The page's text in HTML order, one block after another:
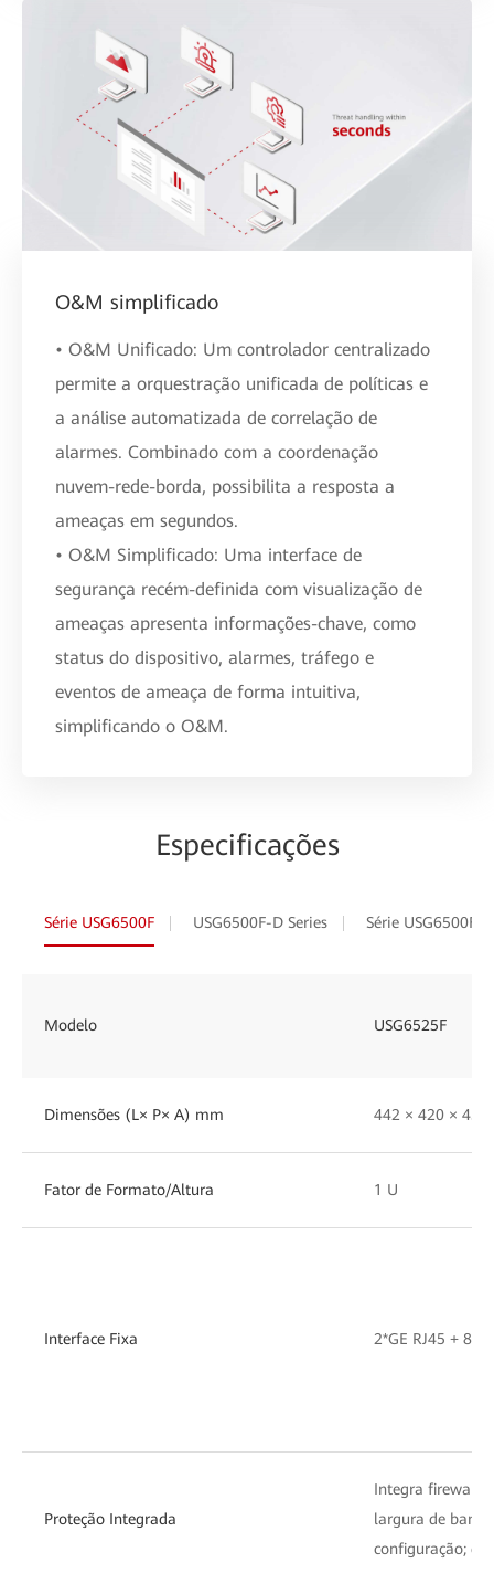
O&M simplificado
• O&M Unificado: Um controlador centralizado
permite a orquestração unificada de políticas e
a análise automatizada de correlação de
alarmes. Combinado com a coordenação
nuvem-rede-borda, possibilita a resposta a
ameaças em segundos.
• O&M Simplificado: Uma interface de
segurança recém-definida com visualização de
ameaças apresenta informações-chave, como
status do dispositivo, alarmes, tráfego e
eventos de ameaça de forma intuitiva,
simplificando o O&M.
Especificações
Série USG6500F USG6500F-D Series Série USG6500F-
Modelo USG6525F
Dimensões (L× P× A) mm 442 × 420 × 43.6
Fator de Formato/Altura 1 U
Interface Fixa 2*GE RJ45 +
Proteção Integrada
Integra firewall,
largura de
configuração;